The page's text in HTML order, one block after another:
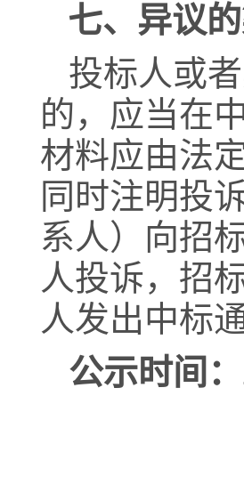
七、异议
投标人或
的，应当在
材料应由法
同时注明投
系人）向招
人投诉，招
人发出中标
公示时间：